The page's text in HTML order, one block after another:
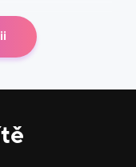
nadstandardního